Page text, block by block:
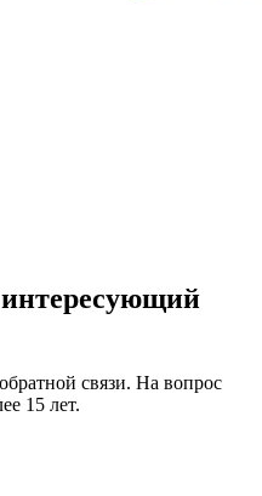
связи. На вопрос
15 лет.